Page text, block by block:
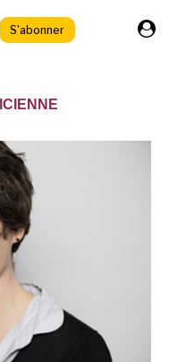
S'abonner